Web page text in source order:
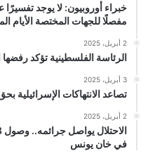
خبراء أوروبيون: لا يوجد تفسيرًا
مفصلًا للجهات المختصة الأيام
2 أبريل، 2025
الرئاسة الفلسطينية تؤكد رفضها
3 أبريل، 2025
تصاعد الانتهاكات الإسرائيلية
2 أبريل، 2025
في خان يونس